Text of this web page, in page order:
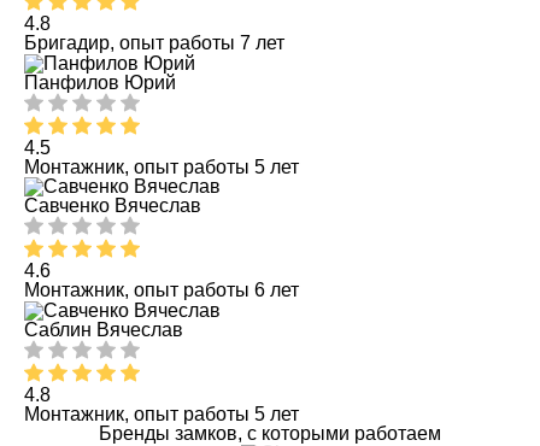
4.8
Бригадир, опыт работы 7 лет
Панфилов Юрий
4.5
Монтажник, опыт работы 5 лет
Савченко Вячеслав
4.6
Монтажник, опыт работы 6 лет
Саблин Вячеслав
4.8
Монтажник, опыт работы 5 лет
Бренды замков, с которыми работаем